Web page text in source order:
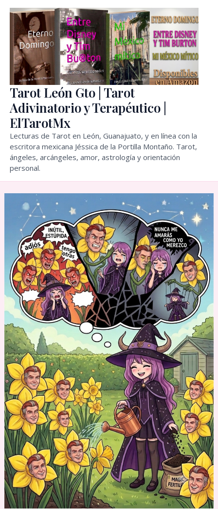
contenido
Tarot León Gto | Tarot
Adivinatorio y Terapéutico |
ElTarotMx
Lecturas de Tarot en León, Guanajuato, y en línea con la
escritora mexicana Jéssica de la Portilla Montaño. Tarot,
ángeles, arcángeles, amor, astrología y orientación
personal.